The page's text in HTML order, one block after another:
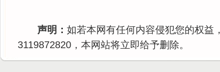
声明： 如若本网有任何内容侵犯您的权益
3119872820，本网站将立即给予删除。